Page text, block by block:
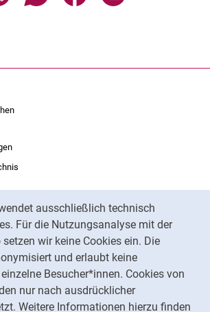
ausschließlich technisch
Für die Nutzungsanalyse mit der
wir keine Cookies ein. Die
und erlaubt keine
Besucher*innen. Cookies von
nur nach ausdrücklicher
Weitere Informationen hierzu finden